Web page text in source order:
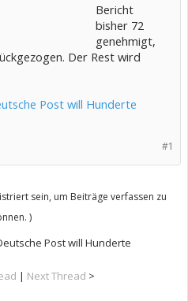
Bericht
bisher 72
genehmigt,
Der Rest wird
Post will Hunderte
#1
sein, um Beiträge verfassen zu
)
Post will Hunderte
| Next Thread >